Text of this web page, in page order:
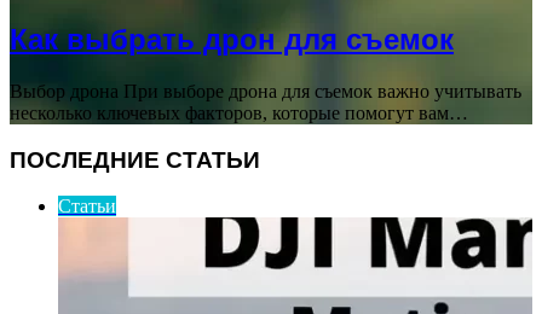
Как выбрать дрон для съемок
Выбор дрона При выборе дрона для съемок важно учитывать
несколько ключевых факторов, которые помогут вам…
ПОСЛЕДНИЕ СТАТЬИ
Статьи